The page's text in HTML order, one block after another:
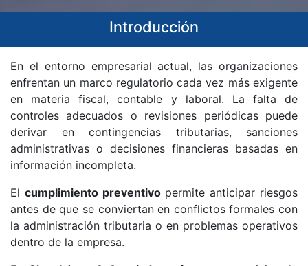
Introducción
En el entorno empresarial actual, las organizaciones
enfrentan un marco regulatorio cada vez más exigente
en materia fiscal, contable y laboral. La falta de
controles adecuados o revisiones periódicas puede
derivar en contingencias tributarias, sanciones
administrativas o decisiones financieras basadas en
información incompleta.
El cumplimiento preventivopermite anticipar riesgos
antes de que se conviertan en conflictos formales con
la administración tributaria o en problemas operativos
dentro de la empresa.